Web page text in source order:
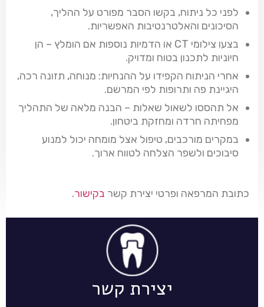
לפני כל ניתוח, בקשו הסבר מפורט על ההליך,
הסיכונים והאלטרנטיבות האפשריות.
בצעו צילומי CT או הדמיות נוספות אם הומלץ – הן
חיוניות לתכנון בטוח ומדויק.
אחרי הניתוח הקפידו על ההנחיות: מנוחה, תזונה רכה,
היגיינת פה ותרופות לפי המרשם.
אל תהססו לשאול שאלות – הבנה מלאה של התהליך
מפחיתה חרדה ומחזקת ביטחון.
במקרים מורכבים, טיפול אצל מומחה יכול למנוע
סיבוכים ולשפר הצלחה לטווח ארוך.
כתובת המרפאה ופרטי יצירת קשר בקישור.
יצירת קשר